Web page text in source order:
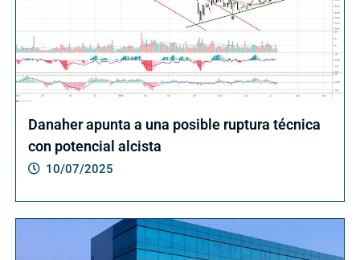
Danaher apunta a una posible ruptura técnica
con potencial alcista
10/07/2025